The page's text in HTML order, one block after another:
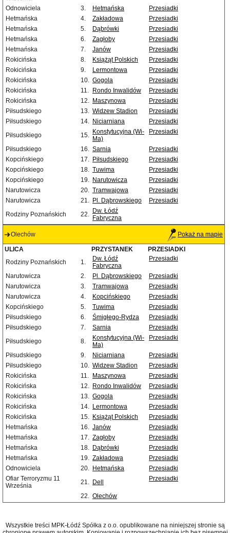
Odnowiciela 3. Hetmańska
Przesiadki
Hetmańska
4. Zakładowa
Przesiadki
Hetmańska
5. Dąbrówki
Przesiadki
Hetmańska
6. Zagłoby
Przesiadki
Hetmańska
7. Janów
Przesiadki
Rokicińska
8. Książąt Polskich
Przesiadki
Rokicińska
9. Lermontowa
Przesiadki
Rokicińska
10. Gogola
Przesiadki
Rokicińska
11. Rondo Inwalidów
Przesiadki
Rokicińska
12. Maszynowa
Przesiadki
Piłsudskiego
13. Widzew Stadion
Przesiadki
Piłsudskiego
14. Niciarniana
Przesiadki
Piłsudskiego
15. Konstytucyjna (Wi-
Ma)
Przesiadki
Piłsudskiego 16. Sarnia
Przesiadki
Kopcińskiego
17. Piłsudskiego
Przesiadki
Kopcińskiego
18. Tuwima
Przesiadki
Kopcińskiego
19. Narutowicza
Przesiadki
Narutowicza
20. Tramwajowa
Przesiadki
Narutowicza
21. Pl. Dąbrowskiego
Przesiadki
Rodziny Poznańskich
22. Dw. Łódź
Fabryczna
Olechów Pokaż na mapie
ULICA PRZYSTANEK
PRZESIADKI
Rodziny Poznańskich
1.
Dw. Łódź
Fabryczna
Przesiadki
Narutowicza 2. Pl. Dąbrowskiego
Przesiadki
Narutowicza
3. Tramwajowa
Przesiadki
Narutowicza
4. Kopcińskiego
Przesiadki
Kopcińskiego
5. Tuwima
Przesiadki
Piłsudskiego
6. Śmigłego-Rydza
Przesiadki
Piłsudskiego
7. Sarnia
Przesiadki
Piłsudskiego
8.
Konstytucyjna (Wi-
Ma)
Przesiadki
Piłsudskiego 9. Niciarniana
Przesiadki
Piłsudskiego
10. Widzew Stadion
Przesiadki
Rokicińska
11. Maszynowa
Przesiadki
Rokicińska
12. Rondo Inwalidów
Przesiadki
Rokicińska
13. Gogola
Przesiadki
Rokicińska
14. Lermontowa
Przesiadki
Rokicińska
15. Książąt Polskich
Przesiadki
Hetmańska
16. Janów
Przesiadki
Hetmańska
17. Zagłoby
Przesiadki
Hetmańska
18. Dąbrówki
Przesiadki
Hetmańska
19. Zakładowa
Przesiadki
Odnowiciela
20. Hetmańska
Przesiadki
Ofiar Terroryzmu 11
Września
21. Dell Przesiadki
22. Olechów
Wszystkie treści MPK-Łódź Spółka z o.o. opublikowane na niniejszej stronie są